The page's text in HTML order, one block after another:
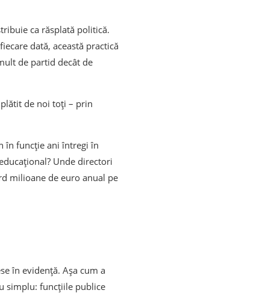
ca răsplată politică.
dată, această practică
de partid decât de
de noi toți – prin
în funcție ani întregi în
Unde directori
milioane de euro anual pe
în evidență. Așa cum a
simplu: funcțiile publice